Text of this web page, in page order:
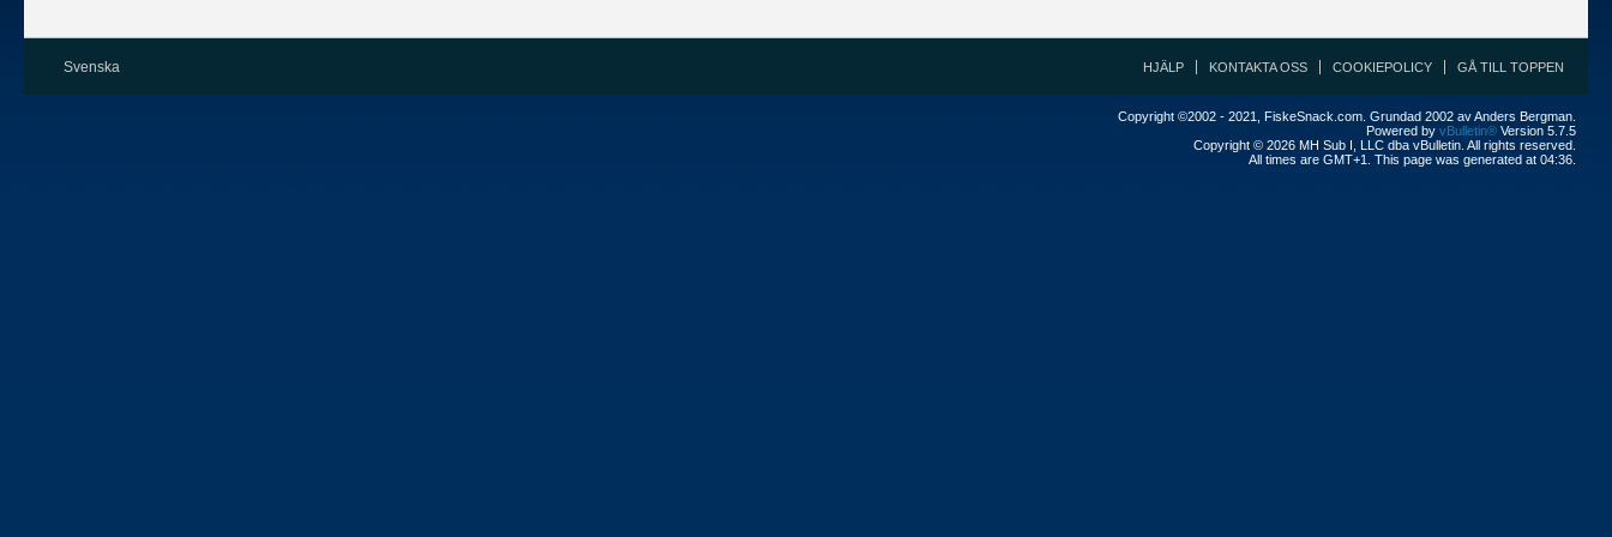
Svenska HJÄLP KONTAKTA OSS COOKIEPOLICY GÅ TILL TOPPEN
Copyright ©2002 - 2021, FiskeSnack.com. Grundad 2002 av Anders Bergman.
Powered by vBulletin® Version 5.7.5
Copyright © 2026 MH Sub I, LLC dba vBulletin. All rights reserved.
All times are GMT+1. This page was generated at 04:36.